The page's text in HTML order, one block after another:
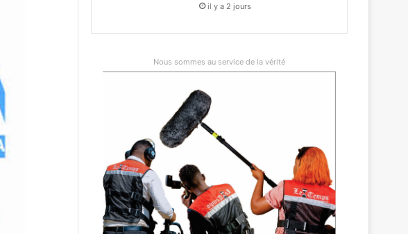
il y a 2 jours
Nous sommes au service de la vérité